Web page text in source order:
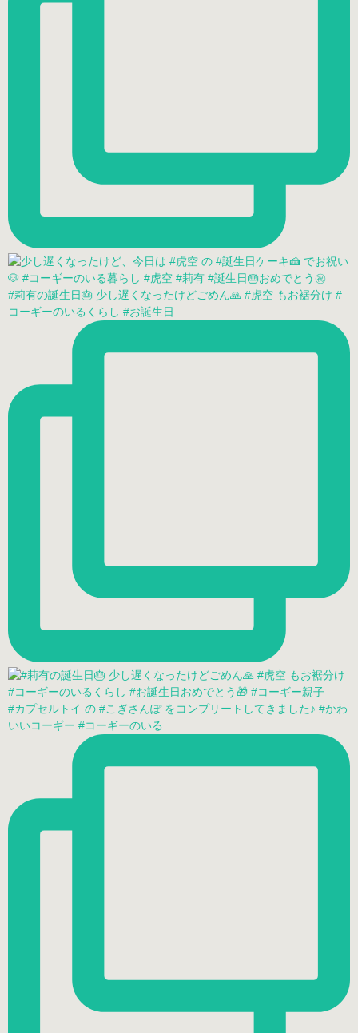
#莉有の誕生日🎂 少し遅くなったけどごめん🙏 #虎空 もお裾分け #
コーギーのいるくらし #お誕生日
#カプセルトイ の #こぎさんぽ をコンプリートしてきました♪ #かわ
いいコーギー #コーギーのいる